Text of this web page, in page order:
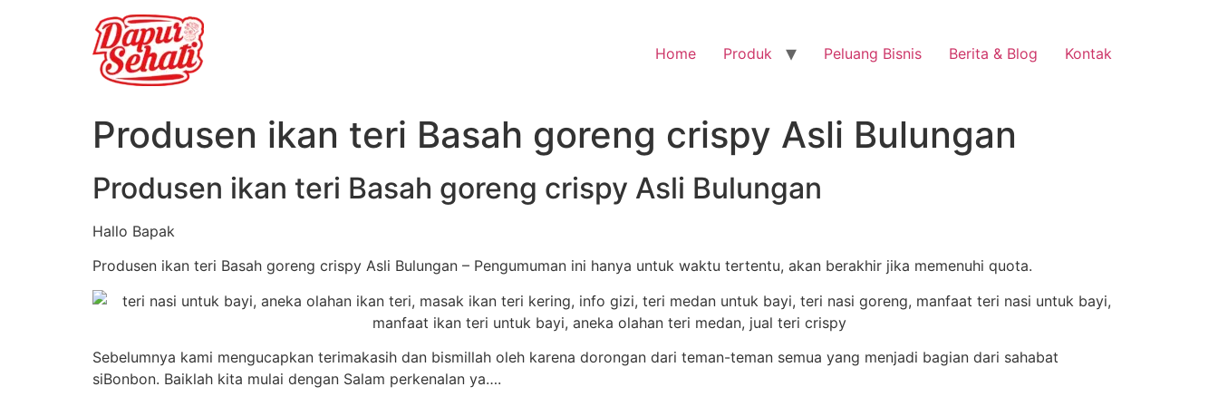
Home Produk Peluang Bisnis Berita & Blog Kontak
Produsen ikan teri Basah goreng crispy Asli Bulungan
Produsen ikan teri Basah goreng crispy Asli Bulungan
Hallo Bapak
Produsen ikan teri Basah goreng crispy Asli Bulungan – Pengumuman ini hanya untuk waktu tertentu, akan berakhir jika memenuhi quota.
Sebelumnya kami mengucapkan terimakasih dan bismillah oleh karena dorongan dari teman-teman semua yang menjadi bagian dari sahabat
siBonbon. Baiklah kita mulai dengan Salam perkenalan ya….